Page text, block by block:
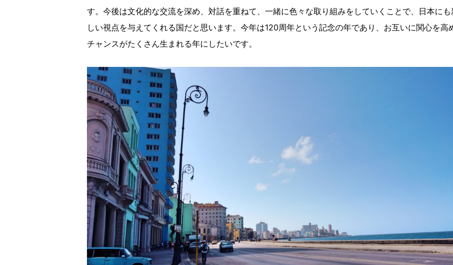
す。今後は文化的な交流を深め、対話を重ねて、一緒に色々な取り組みをしていくことで、日本にも
しい視点を与えてくれる国だと思います。今年は120周年という記念の年であり、お互いに関心を高
チャンスがたくさん生まれる年にしたいです。